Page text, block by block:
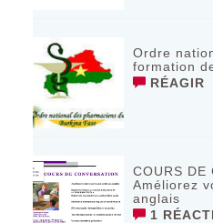
Ordre
formation
RÉAGIR
COURS DE
Améliorez
anglais
1